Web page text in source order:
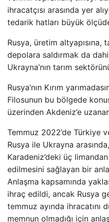
ihracatçısı arasında yer
tedarik hatları büyük
Rusya, üretim altyapısına,
depolara saldırmak da
Ukrayna’nın tarım
Rusya’nın Kırım
Filosunun bu bölgede
üzerinden Akdeniz’e
Temmuz 2022’de Türkiye
Rusya ile Ukrayna
Karadeniz’deki üç
edilmesini sağlayan bir
Anlaşma kapsamında
ihraç edildi, ancak Rusya
temmuz ayında ihracatını
memnun olmadığı için